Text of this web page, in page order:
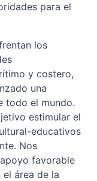
para el
los
y costero,
una
todo el mundo.
estimular el
educativos
Nos
favorable
área de la